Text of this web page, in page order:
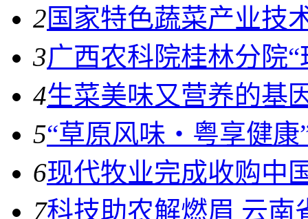
2国家特色蔬菜产业技
3广西农科院桂林分院
4生菜美味又营养的基
5“草原风味・粤享健
6现代牧业完成收购中
7科技助农解燃眉 云南